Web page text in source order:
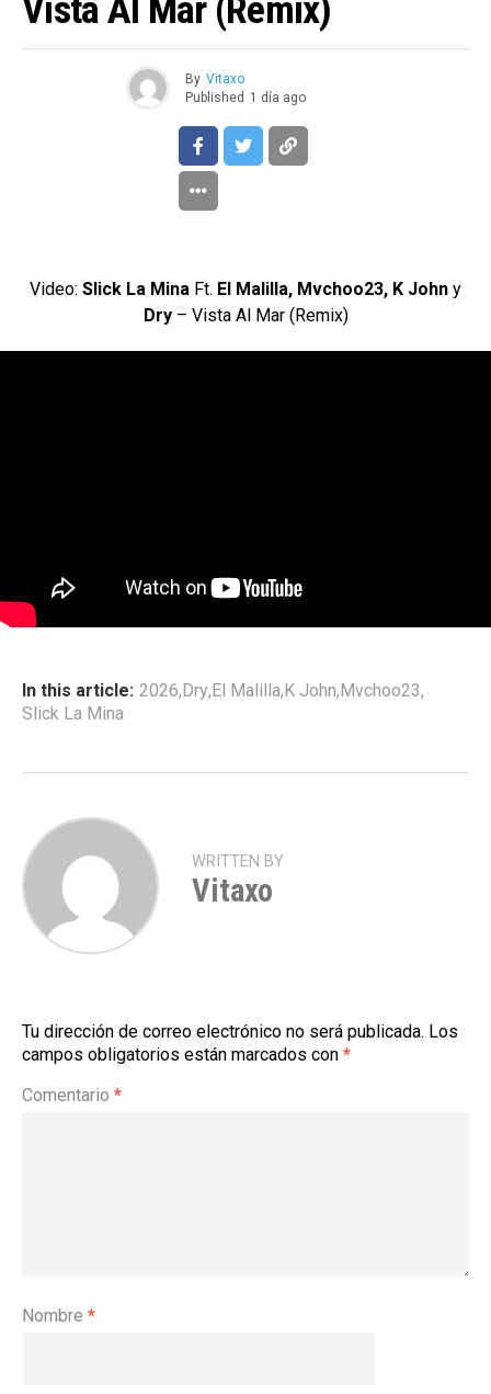
Vista Al Mar (Remix)
By Vitaxo
Published 1 día ago
Video: Slick La Mina Ft. El Malilla, Mvchoo23, K John y
Dry – Vista Al Mar (Remix)
In this article: 2026,Dry,El Malilla,K John,Mvchoo23,
Slick La Mina
WRITTEN BY
Vitaxo
Tu dirección de correo electrónico no será publicada. Los
campos obligatorios están marcados con *
Comentario *
Nombre *